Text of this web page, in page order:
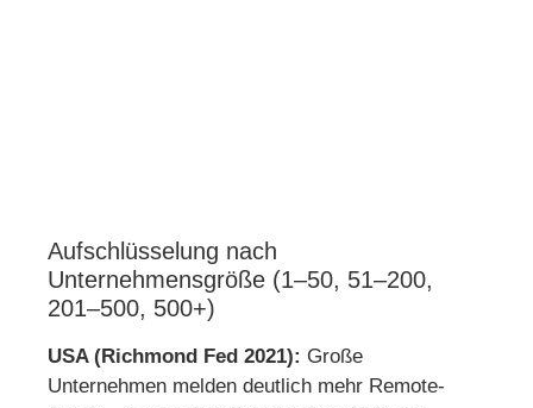
Aufschlüsselung nach
Unternehmensgröße (1–50, 51–200,
201–500, 500+)
USA (Richmond Fed 2021): Große
Unternehmen melden deutlich mehr Remote-